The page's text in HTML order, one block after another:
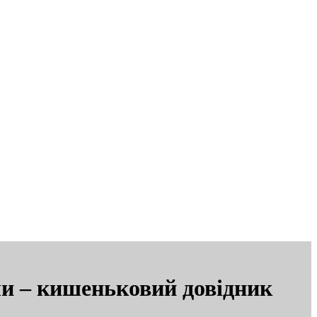
– кишеньковий довідник